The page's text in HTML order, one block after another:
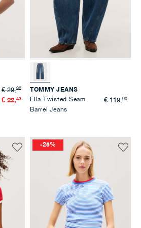
€ 29,90
€ 22,43
TOMMY JEANS
Ella Twisted Seam
Barrel Jeans
€ 119,90
Voeg
-25%
Voeg